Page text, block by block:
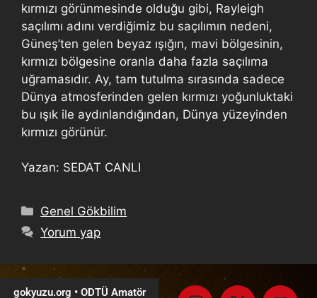
kırmızı görünmesinde olduğu gibi, Rayleigh
saçılımı adını verdiğimiz bu saçılımın nedeni,
Güneş’ten gelen beyaz ışığın, mavi bölgesinin,
kırmızı bölgesine oranla daha fazla saçılıma
uğramasıdır. Ay, tam tutulma sırasında sadece
Dünya atmosferinden gelen kırmızı yoğunluktaki
bu ışık ile aydınlandığından, Dünya yüzeyinden
kırmızı görünür.
Yazan: SEDAT CANLI
Genel Gökbilim
Yorum yap
gokyuzu.org • ODTÜ Amatör